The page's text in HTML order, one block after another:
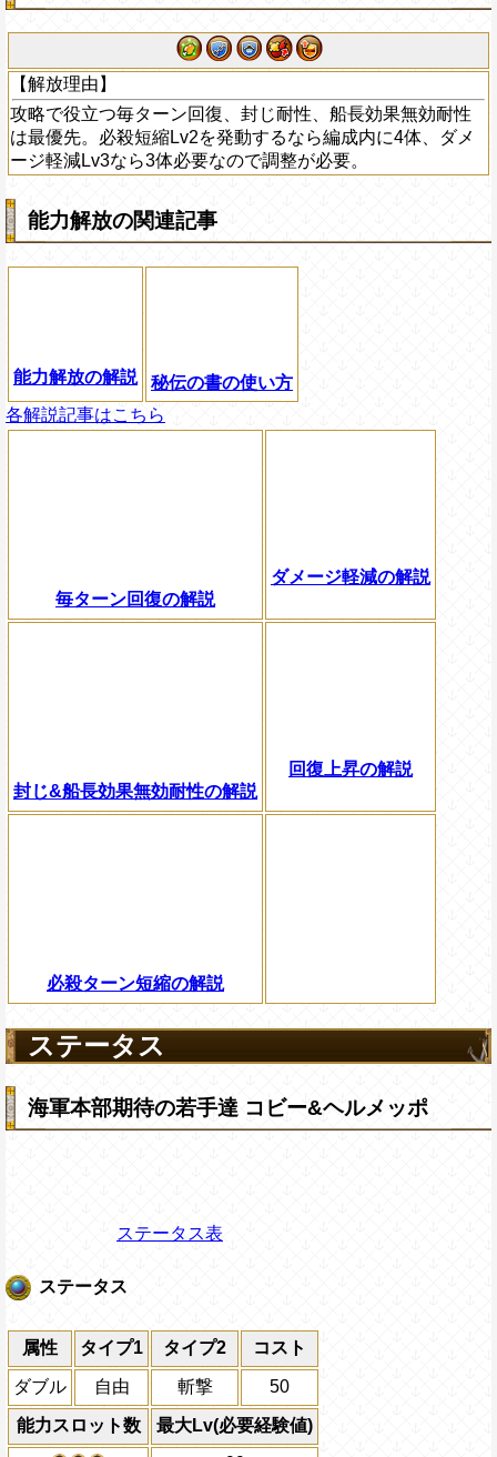
【解放理由】
攻略で役立つ毎ターン回復、封じ耐性、船長効果無効耐性
は最優先。必殺短縮Lv2を発動するなら編成内に4体、ダメ
ージ軽減Lv3なら3体必要なので調整が必要。
能力解放の関連記事
能力解放の解説
秘伝の書の使い方
各解説記事はこちら
毎ターン回復の解説
ダメージ軽減の解説
封じ&船長効果無効耐性の解説
回復上昇の解説
必殺ターン短縮の解説
ステータス
海軍本部期待の若手達 コビー&ヘルメッポ
ステータス表
ステータス
属性 タイプ1 タイプ2 コスト
ダブル 自由 斬撃 50
能力スロット数
最大Lv(必要経験値)